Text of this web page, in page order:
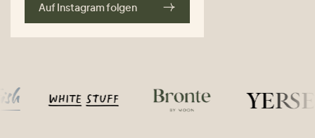
Auf Instagram folgen